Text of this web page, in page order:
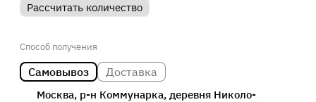
Рассчитать количество
Способ получения
Самовывоз Доставка
Москва, р-н Коммунарка, деревня Николо-